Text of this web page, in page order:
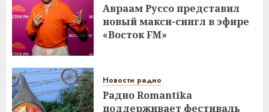
Авраам Руссо представил
новый макси-сингл в эфире
«Восток FM»
Новости радио
Радио Romantika
поддерживает фестиваль